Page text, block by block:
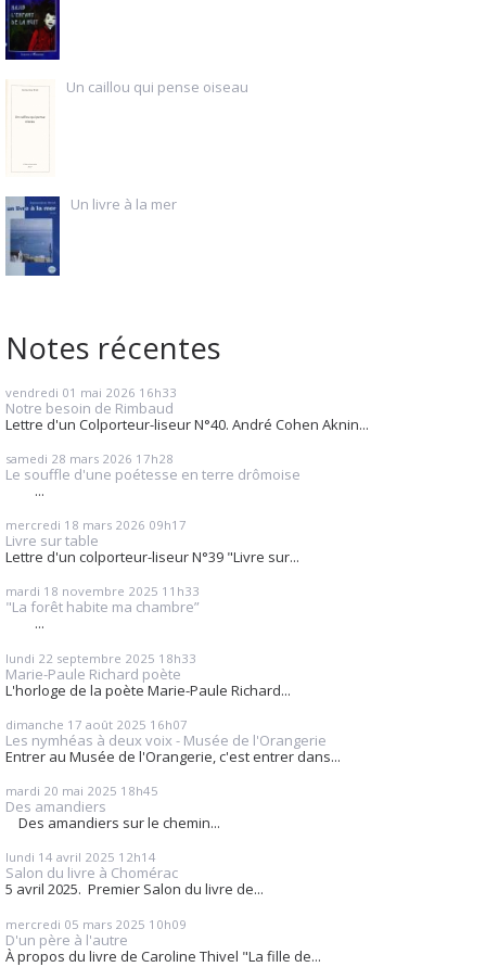
Un caillou qui pense oiseau
Un livre à la mer
Notes récentes
vendredi 01 mai 2026 16h33
Notre besoin de Rimbaud
Lettre d'un Colporteur-liseur N°40. André Cohen Aknin...
samedi 28 mars 2026 17h28
Le souffle d'une poétesse en terre drômoise
...
mercredi 18 mars 2026 09h17
Livre sur table
Lettre d'un colporteur-liseur N°39 "Livre sur...
mardi 18 novembre 2025 11h33
"La forêt habite ma chambre”
...
lundi 22 septembre 2025 18h33
Marie-Paule Richard poète
L'horloge de la poète Marie-Paule Richard...
dimanche 17 août 2025 16h07
Les nymhéas à deux voix - Musée de l'Orangerie
Entrer au Musée de l'Orangerie, c'est entrer dans...
mardi 20 mai 2025 18h45
Des amandiers
Des amandiers sur le chemin...
lundi 14 avril 2025 12h14
Salon du livre à Chomérac
5 avril 2025. Premier Salon du livre de...
mercredi 05 mars 2025 10h09
D'un père à l'autre
À propos du livre de Caroline Thivel "La fille de...